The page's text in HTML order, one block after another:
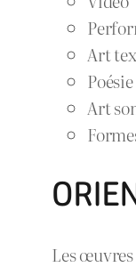
Art
Art
Les